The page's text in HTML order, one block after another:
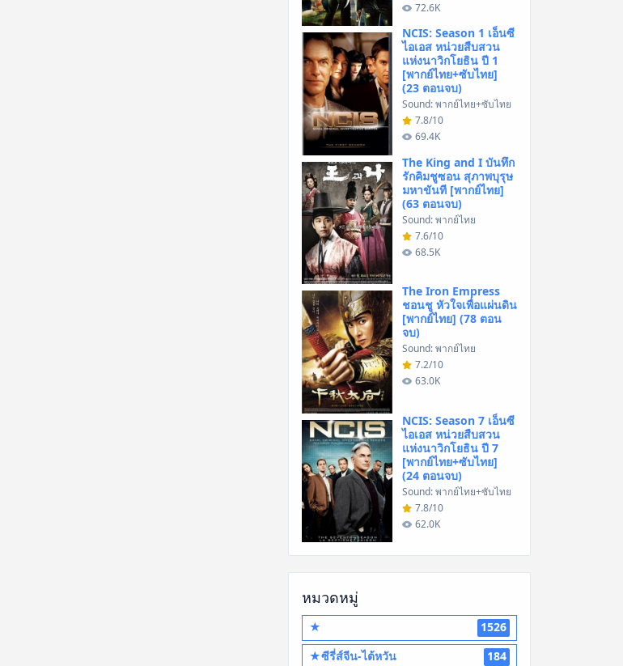
72.6K
NCIS: Season 1 เอ็นซี
ไอเอส หน่วยสืบสวน
แห่งนาวิกโยธิน ปี 1
[พากย์ไทย+ซับไทย]
(23 ตอนจบ)
Sound: พากย์ไทย+ซับไทย
7.8/10
69.4K
The King and I บันทึก
รักคิมชูซอน สุภาพบุรุษ
มหาขันที [พากย์ไทย]
(63 ตอนจบ)
Sound: พากย์ไทย
7.6/10
68.5K
The Iron Empress
ชอนชู หัวใจเพื่อแผ่นดิน
[พากย์ไทย] (78 ตอน
จบ)
Sound: พากย์ไทย
7.2/10
63.0K
NCIS: Season 7 เอ็นซี
ไอเอส หน่วยสืบสวน
แห่งนาวิกโยธิน ปี 7
[พากย์ไทย+ซับไทย]
(24 ตอนจบ)
Sound: พากย์ไทย+ซับไทย
7.8/10
62.0K
หมวดหมู่
★
1526
★ซีรี่ส์จีน-ไต้หวัน
184